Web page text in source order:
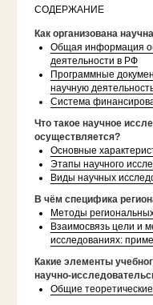
СОДЕРЖАНИЕ
Как организована
Общая информация
деятельности в РФ
Программные
научную
Система
Что такое научное
осуществляется?
Основные
Этапы научного
Виды научных
В чём специфика
Методы
Взаимосвязь цели и
исследованиях:
Какие элементы
научно-
Общие